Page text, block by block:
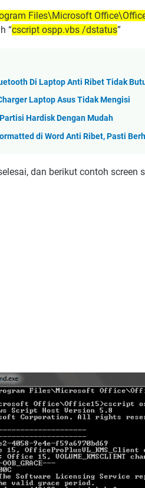
Files\Microsoft
“cscript ospp.vbs /dstatus”
Di Laptop Anti Ribet Tidak
Laptop Asus Tidak Mengisi
Hardisk Dengan Mudah
di Word Anti Ribet, Pasti
dan berikut contoh screen